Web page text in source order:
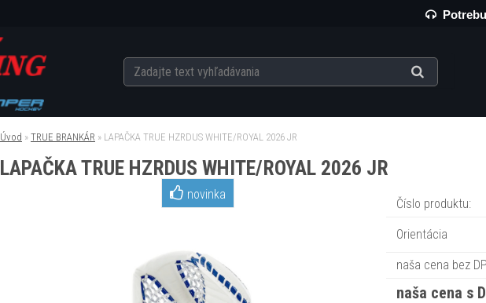
Úvod » TRUE BRANKÁR » LAPAČKA TRUE HZRDUS WHITE/ROYAL 2026 JR
LAPAČKA TRUE HZRDUS WHITE/ROYAL 2026 JR
novinka
Číslo produktu:
Orientácia
naša cena bez
naša cena s